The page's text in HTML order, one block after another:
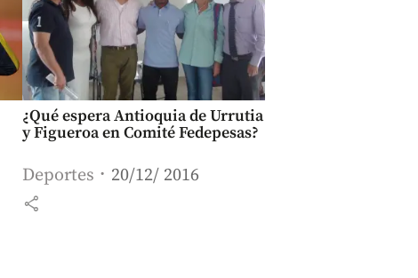
¿Qué espera Antioquia de Urrutia
y Figueroa en Comité Fedepesas?
Deportes 20/12/ 2016
share